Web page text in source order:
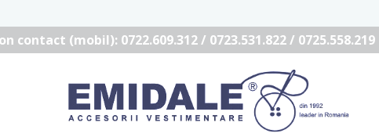
contact (mobil): 0722.609.312 / 0723.531.822 / 0725.558.219